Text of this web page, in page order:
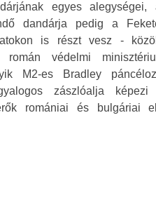
egyes
dandárja pedig a
is részt vesz -
védelmi
M2-es Bradley
zászlóalja
romániai és bulgáriai